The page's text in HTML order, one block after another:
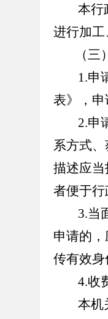
本行政
进行加
（三）
1.申请
表》，
2.申请
系方式
描述应
者便于
3.当面
申请的
传有效
4.收
本机关